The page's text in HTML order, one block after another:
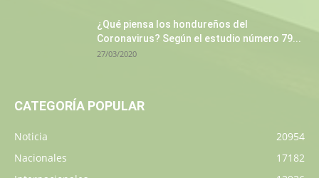
¿Qué piensa los hondureños del
Coronavirus? Según el estudio número 79...
27/03/2020
CATEGORÍA POPULAR
Noticia
20954
Nacionales
17182